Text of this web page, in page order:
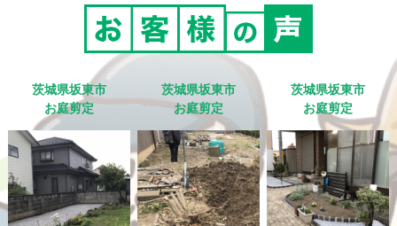
茨城県坂東市
お庭剪定
茨城県坂東市
お庭剪定
茨城県坂東市
お庭剪定